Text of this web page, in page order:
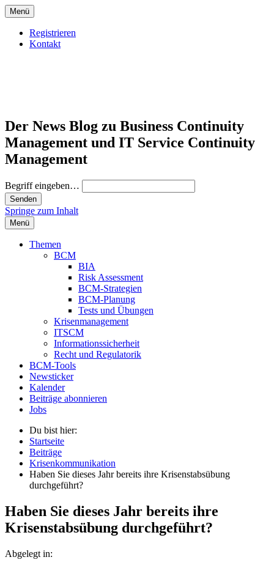
Menü
Registrieren
Kontakt
Der News Blog zu Business Continuity
Management und IT Service Continuity
Management
Begriff eingeben…
Springe zum Inhalt
Menü
Themen
BCM
BIA
Risk Assessment
BCM-Strategien
BCM-Planung
Tests und Übungen
Krisenmanagement
ITSCM
Informationssicherheit
Recht und Regulatorik
BCM-Tools
Newsticker
Kalender
Beiträge abonnieren
Jobs
Du bist hier:
Startseite
Beiträge
Krisenkommunikation
Haben Sie dieses Jahr bereits ihre Krisenstabsübung
durchgeführt?
Haben Sie dieses Jahr bereits ihre
Krisenstabsübung durchgeführt?
Abgelegt in: